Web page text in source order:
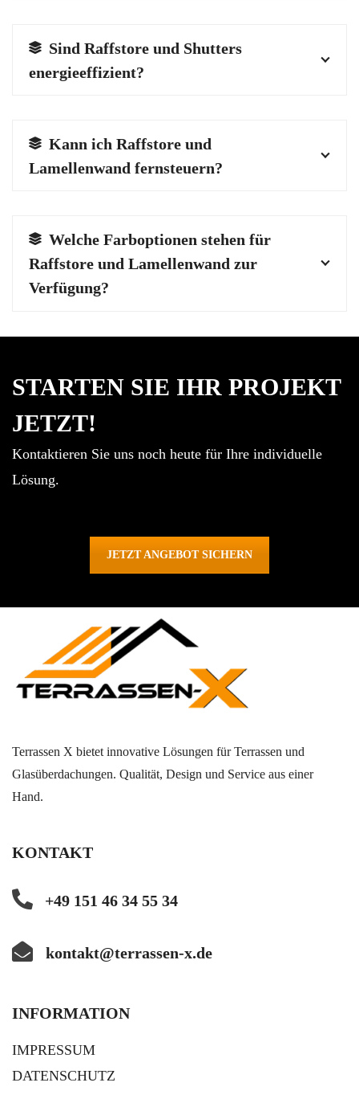
Sind Raffstore und Shutters
energieeffizient?
Kann ich Raffstore und
Lamellenwand fernsteuern?
Welche Farboptionen stehen für
Raffstore und Lamellenwand zur
Verfügung?
STARTEN SIE IHR PROJEKT
JETZT!
Kontaktieren Sie uns noch heute für Ihre individuelle
Lösung.
JETZT ANGEBOT SICHERN
Terrassen X bietet innovative Lösungen für Terrassen und
Glasüberdachungen. Qualität, Design und Service aus einer
Hand.
KONTAKT
+49 151 46 34 55 34
kontakt@terrassen-x.de
INFORMATION
IMPRESSUM
DATENSCHUTZ